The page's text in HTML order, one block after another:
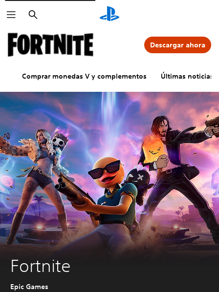
Buscar
Comprar monedas V y complementos Últimas noticias
Descargar ahora
Fortnite
Epic Games